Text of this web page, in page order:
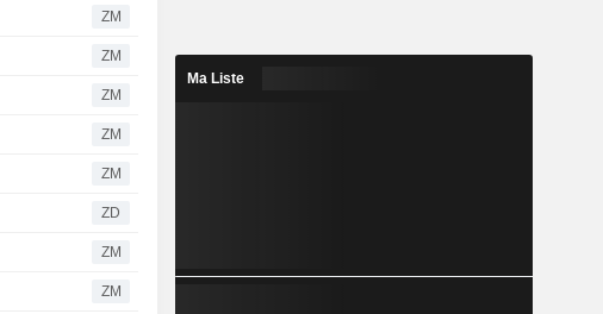
ZM
ZM
ZM
ZM
ZM
ZD
ZM
ZM
Ma Liste